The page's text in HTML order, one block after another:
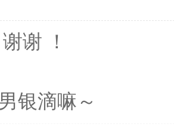
谢谢 ！
银滴嘛～